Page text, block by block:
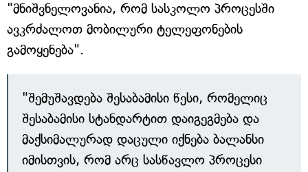
"მნიშვნელოვანია, რომ სასკოლო პროცესში
ავკრძალოთ მობილური ტელეფონების
გამოყენება".
"შემუშავდება შესაბამისი წესი, რომელიც
შესაბამისი სტანდარტით დაიგეგმება და
მაქსიმალურად დაცული იქნება ბალანსი
იმისთვის, რომ არც სასწავლო პროცესი